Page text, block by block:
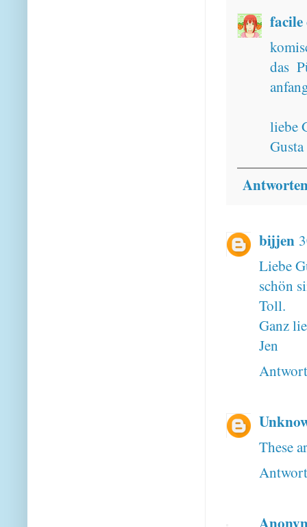
facile
das
liebe
Gusta
bijjen
Liebe
schön
Toll.
Ganz
Jen
These